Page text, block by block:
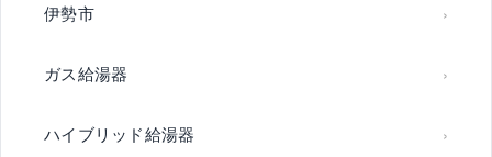
伊勢市
ガス給湯器
ハイブリッド給湯器